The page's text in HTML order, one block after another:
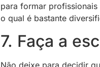
para formar
o qual é bastante
7. Faça a
Não deixe para decidir